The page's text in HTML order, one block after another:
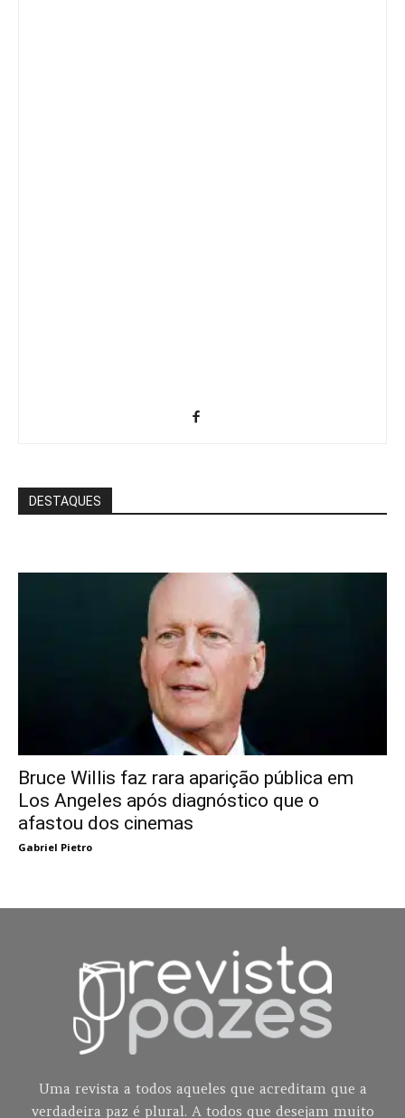
DESTAQUES
Bruce Willis faz rara aparição pública em
Los Angeles após diagnóstico que o
afastou dos cinemas
Gabriel Pietro
Uma revista a todos aqueles que acreditam que a
verdadeira paz é plural. A todos que desejam muito